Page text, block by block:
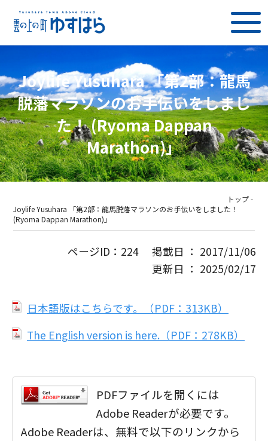
Joylife Yusuhara 「第2部：龍馬
脱藩マラソンのお手伝いをしまし
た！ (Ryoma Dappan
Marathon)」
トップ-
Joylife Yusuhara 「第2部：龍馬脱藩マラソンのお手伝いをしました！
(Ryoma Dappan Marathon)」
ページID：224 掲載日 ： 2017/11/06
更新日 ： 2025/02/17
日本語版はこちらです。（PDF：313KB）
The English version is here.（PDF：278KB）
PDFファイルを開くには
Adobe Readerが必要です。
Adobe Readerは、無料で以下のリンクから